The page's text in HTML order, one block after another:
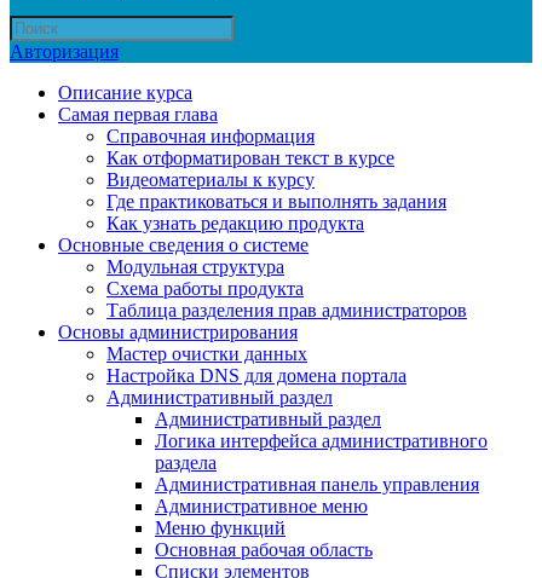
Авторизация
Описание курса
Самая первая глава
Справочная информация
Как отформатирован текст в курсе
Видеоматериалы к курсу
Где практиковаться и выполнять задания
Как узнать редакцию продукта
Основные сведения о системе
Модульная структура
Схема работы продукта
Таблица разделения прав администраторов
Основы администрирования
Мастер очистки данных
Настройка DNS для домена портала
Административный раздел
Административный раздел
Логика интерфейса административного
раздела
Административная панель управления
Административное меню
Меню функций
Основная рабочая область
Списки элементов